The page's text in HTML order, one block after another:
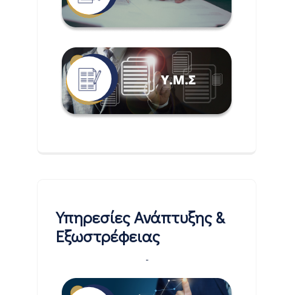
Υπηρεσίες Ανάπτυξης &
Εξωστρέφειας
-